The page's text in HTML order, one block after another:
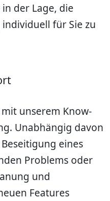
der Lage, die
für Sie zu
unserem Know-
Unabhängig davon
eines
Problems oder
und
Features